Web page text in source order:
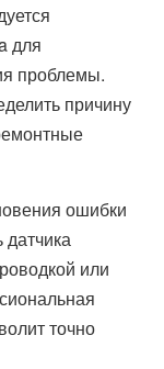
для
проблемы.
причину
ошибки
датчика
или
точно